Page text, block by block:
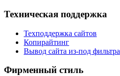
Техническая поддержка
Техподдержка сайтов
Копирайтинг
Вывод сайта из-под фильтра
Фирменный стиль